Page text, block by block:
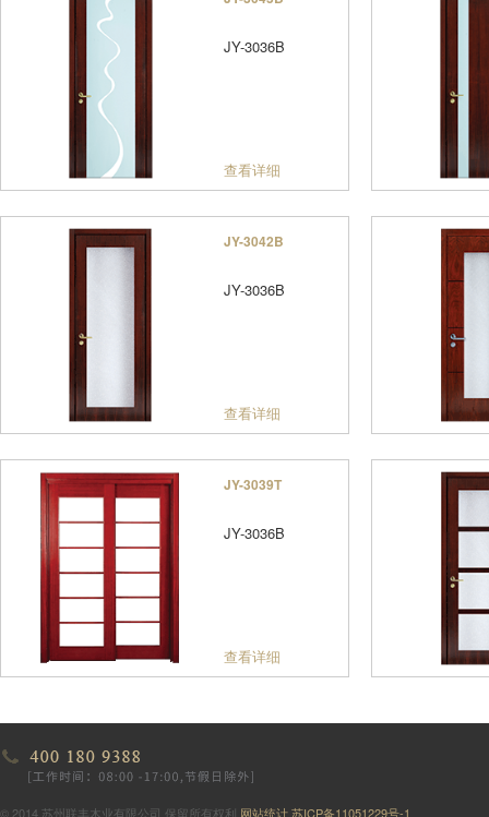
查看详细
JY-3036B
查看详细
JY-3042B
JY-3036B
查看详细
JY-3039T
JY-3036B
© 2014 苏州联丰木业有限公司 保留所有权利 网站统计苏ICP备11051229号-1